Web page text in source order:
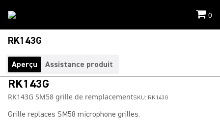
0
RK143G
Aperçu Assistance produit
RK143G
RK143G SM58 grille de remplacementSKU: RK143G
Grille replaces SM58 microphone grilles.